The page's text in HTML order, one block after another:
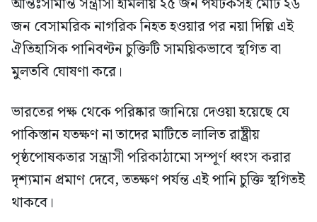
জন বেসামরিক নাগরিক নিহত হওয়ার পর নয়া দিল্লি এই
ঐতিহাসিক পানিবণ্টন চুক্তিটি সাময়িকভাবে স্থগিত বা
মুলতবি ঘোষণা করে।
ভারতের পক্ষ থেকে পরিষ্কার জানিয়ে দেওয়া হয়েছে যে
পাকিস্তান যতক্ষণ না তাদের মাটিতে লালিত রাষ্ট্রীয়
পৃষ্ঠপোষকতার সন্ত্রাসী পরিকাঠামো সম্পূর্ণ ধ্বংস করার
দৃশ্যমান প্রমাণ দেবে, ততক্ষণ পর্যন্ত এই পানি চুক্তি স্থগিতই
থাকবে।